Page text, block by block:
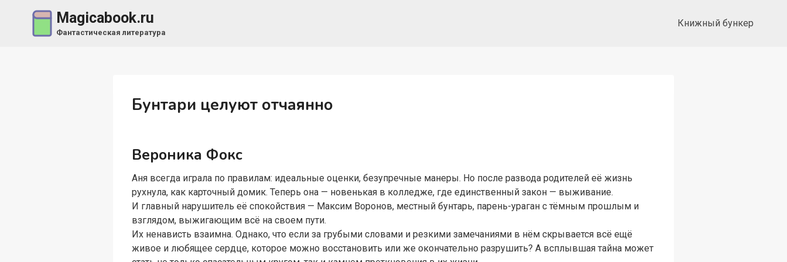
содержимому
Magicabook.ru
Фантастическая литература
Книжный бункер
Бунтари целуют отчаянно
Вероника Фокс
Аня всегда играла по правилам: идеальные оценки, безупречные манеры. Но после развода родителей её жизнь
рухнула, как карточный домик. Теперь она — новенькая в колледже, где единственный закон — выживание.
И главный нарушитель её спокойствия — Максим Воронов, местный бунтарь, парень-ураган с тёмным прошлым и
взглядом, выжигающим всё на своем пути.
Их ненависть взаимна. Однако, что если за грубыми словами и резкими замечаниями в нём скрывается всё ещё
живое и любящее сердце, которое можно восстановить или же окончательно разрушить? А всплывшая тайна может